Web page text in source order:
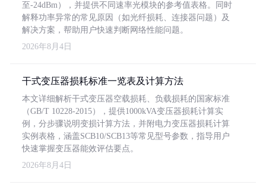
至-24dBm），并提供不同速率光模块的参考值表格。同时
解释功率异常的常见原因（如光纤损耗、连接器问题）及
解决方案，帮助用户快速判断网络性能问题。
2026年8月4日
干式变压器损耗标准一览表及计算方法
本文详细解析干式变压器空载损耗、负载损耗的国家标准
（GB/T 10228-2015），提供1000kVA变压器损耗计算实
例，分步骤说明变损计算方法，并附电力变压器损耗计算
实例表格，涵盖SCB10/SCB13等常见型号参数，指导用户
快速掌握变压器能效评估要点。
2026年8月4日